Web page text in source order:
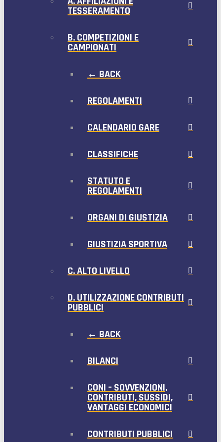
TESSERAMENTO
B. COMPETIZIONI E
CAMPIONATI
← BACK
REGOLAMENTI
CALENDARIO GARE
CLASSIFICHE
STATUTO E
REGOLAMENTI
ORGANI DI GIUSTIZIA
GIUSTIZIA SPORTIVA
C. ALTO LIVELLO
D. UTILIZZAZIONE CONTRIBUTI
PUBBLICI
← BACK
BILANCI
CONI – SOVVENZIONI,
CONTRIBUTI, SUSSIDI,
VANTAGGI ECONOMICI
CONTRIBUTI PUBBLICI